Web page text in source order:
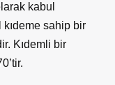
kabul
sahip bir
Kıdemli bir